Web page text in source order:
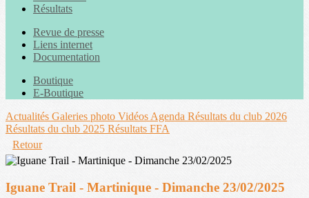
Résultats
Revue de presse
Liens internet
Documentation
Boutique
E-Boutique
Actualités Galeries photo Vidéos Agenda Résultats du club 2026
Résultats du club 2025 Résultats FFA
Retour
Iguane Trail - Martinique - Dimanche 23/02/2025